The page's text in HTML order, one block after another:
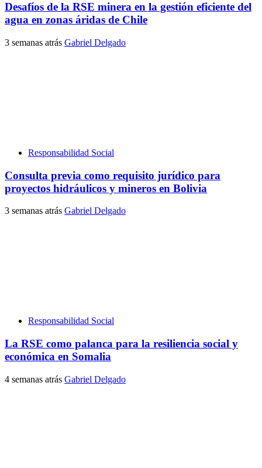
Desafíos de la RSE minera en la gestión eficiente del
agua en zonas áridas de Chile
3 semanas atrás Gabriel Delgado
Responsabilidad Social
Consulta previa como requisito jurídico para
proyectos hidráulicos y mineros en Bolivia
3 semanas atrás Gabriel Delgado
Responsabilidad Social
La RSE como palanca para la resiliencia social y
económica en Somalia
4 semanas atrás Gabriel Delgado